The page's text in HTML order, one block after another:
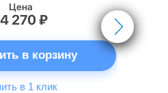
Цена
270 ₽
в корзину
в 1 клик